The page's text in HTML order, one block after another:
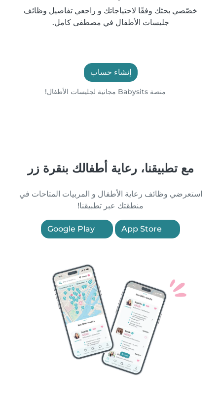
خصّصي بحثك وفقًا لاحتياجاتك و راجعي تفاصيل وظائف
جليسات الأطفال في مصطفى كامل.
إنشاء حساب
منصة Babysits مجانية لجليسات الأطفال!
مع تطبيقنا، رعاية أطفالك بنقرة زر
استعرضي وظائف رعاية الأطفال و المربيات المتاحات في
منطقتك عبر تطبيقنا!